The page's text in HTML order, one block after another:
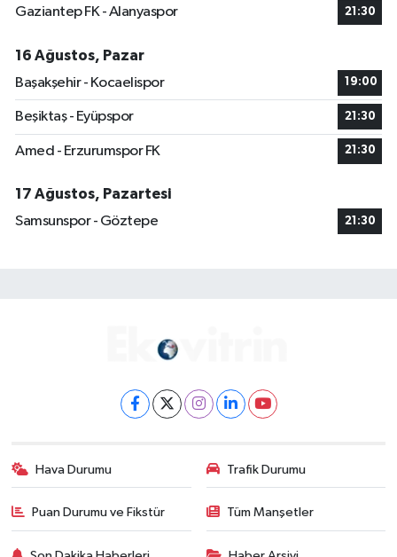
Gaziantep FK - Alanyaspor 21:30
16 Ağustos, Pazar
Başakşehir - Kocaelispor
19:00
Beşiktaş - Eyüpspor 21:30
Amed - Erzurumspor FK 21:30
17 Ağustos, Pazartesi
Samsunspor - Göztepe
21:30
Hava Durumu Trafik Durumu
Puan Durumu ve Fikstür Tüm Manşetler